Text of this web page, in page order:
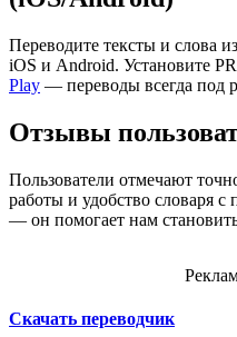
Переводите тексты и слова из
iOS и Android. Установите
Play — переводы всегда под
Отзывы
Пользователи отмечают
работы и удобство словаря с
— он помогает нам
Скачать переводчик